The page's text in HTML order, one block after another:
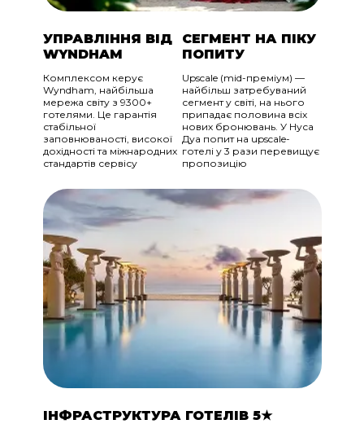
УПРАВЛІННЯ ВІД
WYNDHAM
Комплексом керує
Wyndham, найбільша
мережа світу з 9300+
готелями. Це гарантія
стабільної
заповнюваності, високої
дохідності та міжнародних
стандартів сервісу
СЕГМЕНТ НА ПІКУ
ПОПИТУ
Upscale (mid-преміум) —
найбільш затребуваний
сегмент у світі, на нього
припадає половина всіх
нових бронювань. У Нуса
Дуа попит на upscale-
готелі у 3 рази перевищує
пропозицію
ІНФРАСТРУКТУРА ГОТЕЛІВ 5★